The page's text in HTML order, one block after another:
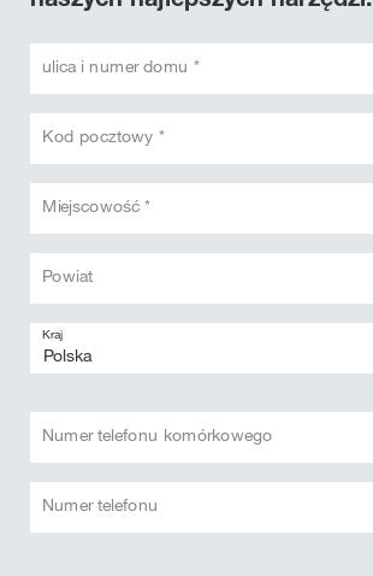
ulica i numer domu *
Kod pocztowy *
Miejscowość *
Powiat
Kraj
Numer telefonu komórkowego
Numer telefonu